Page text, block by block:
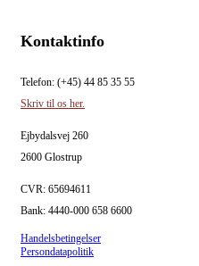
Kontaktinfo
Telefon: (+45) 44 85 35 55
Skriv til os her.
Ejbydalsvej 260
2600 Glostrup
CVR: 65694611
Bank: 4440-000 658 6600
Handelsbetingelser
Persondatapolitik